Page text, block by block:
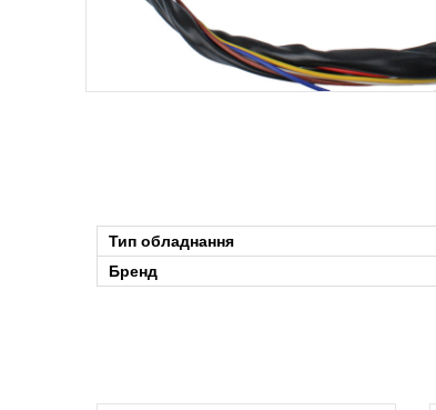
Тип обладнання
Бренд